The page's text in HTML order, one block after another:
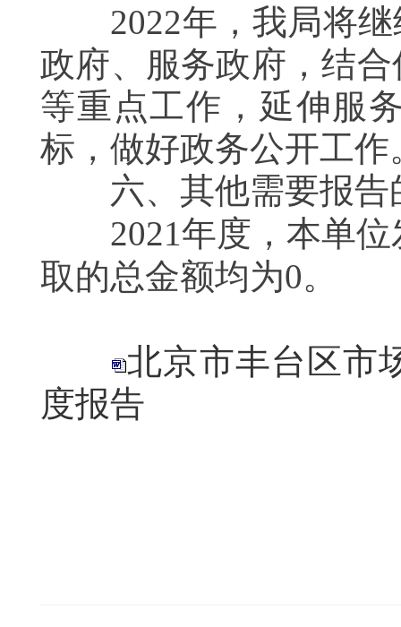
2022年，我局将
政府、服务政府，结
等重点工作，延伸服
标，做好政务公开工作
六、其他需要报告
2021年度，本单
取的总金额均为0。
北京市丰台区市
度报告